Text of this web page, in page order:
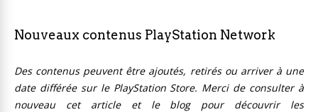
Nouveaux contenus PlayStation Network
Des contenus peuvent être ajoutés, retirés ou arriver à une
date différée sur le PlayStation Store. Merci de consulter à
nouveau cet article et le blog pour découvrir les